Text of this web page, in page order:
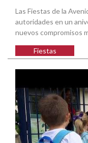
Las Fiestas de la
autoridades en un
nuevos compromisos
Fiestas